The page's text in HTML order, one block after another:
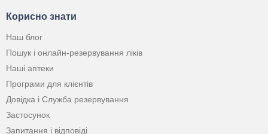
Корисно знати
Наш блог
Пошук і онлайн-резервування ліків
Наші аптеки
Програми для клієнтів
Довідка і Служба резервування
Застосунок
Запитання і відповіді